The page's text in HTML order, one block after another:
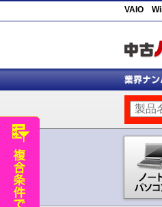
VAIO